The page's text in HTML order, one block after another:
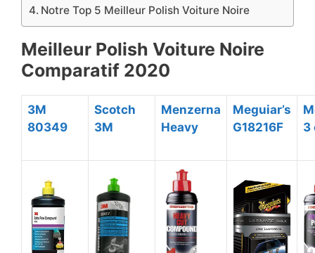
​Notre Top 5 Meilleur Polish Voiture Noire
Meilleur Polish Voiture Noire
Comparatif 2020
​3M
80349
​Scotch
3M
​Menzerna
Heavy
Meguiar’s
G18216F
3